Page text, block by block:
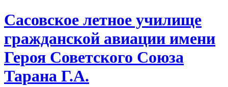
Сасовское летное училище
гражданской авиации имени
Героя Советского Союза
Тарана Г.А.